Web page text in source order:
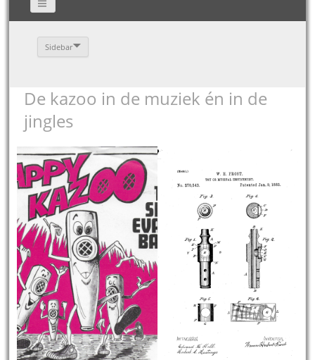
Sidebar
De kazoo in de muziek én in de
jingles